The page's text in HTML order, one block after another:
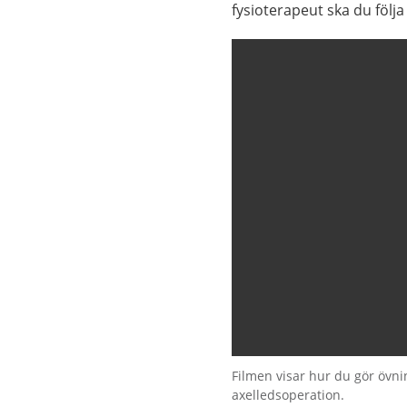
fysioterapeut ska du
Filmen visar hur du gör
axelledsoperation.